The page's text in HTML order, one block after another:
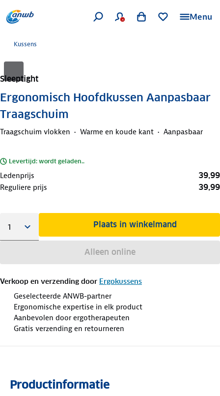
Menu
Kussens
Sleeptight
Ergonomisch Hoofdkussen Aanpasbaar
Traagschuim
Traagschuim vlokken Warme en koude kant Aanpasbaar
Levertijd: wordt geladen..
Ledenprijs 39,99
Reguliere prijs 39,99
Plaats in winkelmand
Alleen online
Verkoop en verzending door Ergokussens
Geselecteerde ANWB-partner
Ergonomische expertise in elk product
Aanbevolen door ergotherapeuten
Gratis verzending en retourneren
Productinformatie